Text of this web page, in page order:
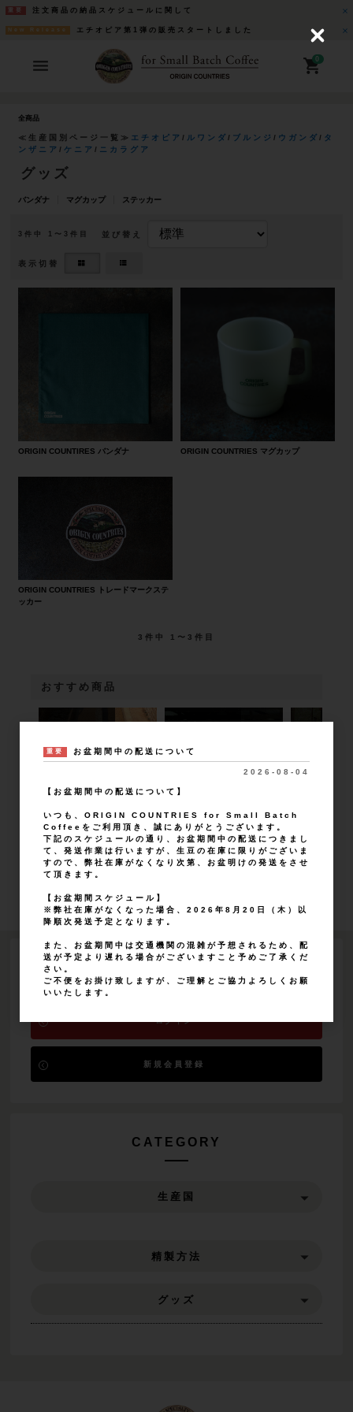
注文商品の納品スケジュールに関して
New Release エチオピア第1弾の販売スタートしました
0
全商品
≪生産国別ページ一覧≫ エチオピア/ ルワンダ/ ブルンジ/ ウガンダ/ タ
ンザニア/ケニア/ ニカラグア
グッズ
バンダナ マグカップ ステッカー
3 件中 1〜3件目 並び替え
表示切替
ORIGIN COUNTIRES バンダナ ORIGIN COUNTRIES マグカップ
ORIGIN COUNTRIES トレードマークステ
ッカー
3 件中 1〜3件目
おすすめ商品
Tanzania Nsoga Washed(25/26
年クロップ)
Kenya Kaguyu Washed(25/26
年クロップ)
Ethiopia Chire
年クロップ)
ログイン
新規会員登録
CATEGORY
生産国
精製方法
グッズ
重要 お盆期間中の配送について
2026-08-04
【お盆期間中の配送について】
いつも、ORIGIN COUNTRIES for Small Batch
Coffeeをご利用頂き、誠にありがとうございます。
下記のスケジュールの通り、お盆期間中の配送につきまし
て、発送作業は行いますが、生豆の在庫に限りがございま
すので、弊社在庫がなくなり次第、お盆明けの発送をさせ
て頂きます。
【お盆期間スケジュール】
※弊社在庫がなくなった場合、2026年8月20日（木）以
降順次発送予定となります。
また、お盆期間中は交通機関の混雑が予想されるため、配
送が予定より遅れる場合がございますこと予めご了承くだ
さい。
ご不便をお掛け致しますが、ご理解とご協力よろしくお願
いいたします。
C
o
s
e